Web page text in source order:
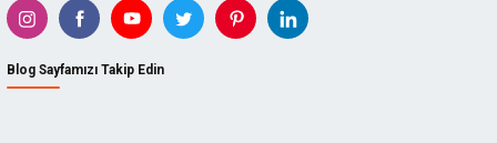
Blog Sayfamızı Takip Edin